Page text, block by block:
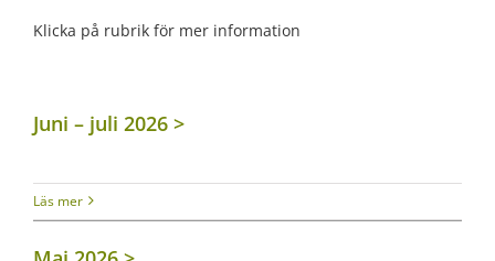
Klicka på rubrik för mer information
Juni – juli 2026
Läs mer